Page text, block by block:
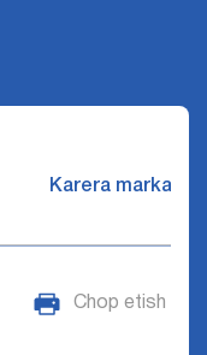
Karera markazi
Chop etish